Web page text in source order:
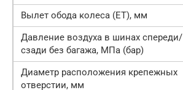
Вылет обода колеса (ЕТ), мм
Давление воздуха в шинах спереди/
сзади без багажа, МПа (бар)
Диаметр расположения крепежных
отверстии, мм